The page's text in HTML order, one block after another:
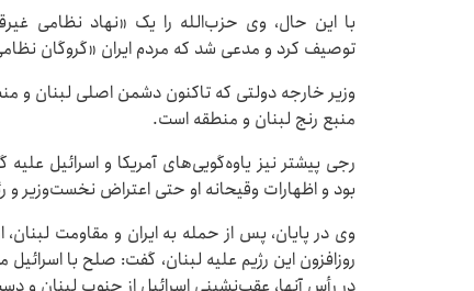
با این حال، وی حزب‌الله را یک «نهاد نظامی
توصیف کرد و مدعی شد که مردم ایران «گروگان
وزیر خارجه دولتی که تاکنون دشمن اصلی لبنان و
منبع رنج لبنان و منطقه است.
رجی پیشتر نیز یاوه‌گویی‌های آمریکا و اسرائیل
بود و اظهارات وقیحانه او حتی اعتراض نخست‌وزیر و
وی در پایان، پس از حمله به ایران و مقاومت
روزافزون این رژیم علیه لبنان، گفت: صلح با